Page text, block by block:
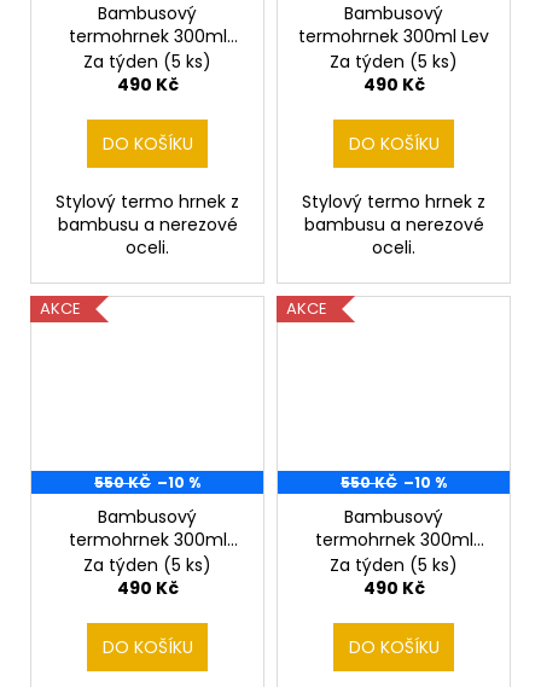
Bambusový
termohrnek 300ml
Kapr
Za týden (5 ks)
490 Kč
DO KOŠÍKU
Stylový termo hrnek z
bambusu a nerezové
oceli.
Bambusový
termohrnek 300ml Lev
Za týden (5 ks)
490 Kč
DO KOŠÍKU
Stylový termo hrnek z
bambusu a nerezové
oceli.
AKCE
550 KČ –10 %
Bambusový
termohrnek 300ml
Pitbull staford
Za týden (5 ks)
490 Kč
DO KOŠÍKU
AKCE
550 KČ –10 %
Bambusový
termohrnek 300ml
Pstruh
Za týden (5 ks)
490 Kč
DO KOŠÍKU